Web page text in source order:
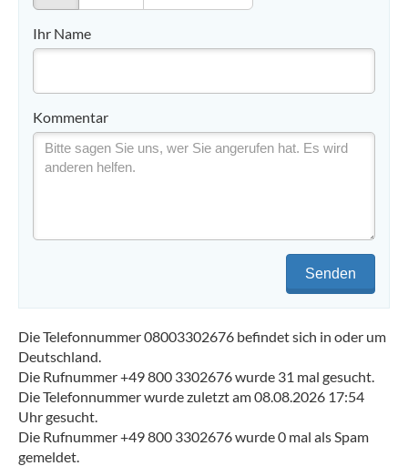
Ihr Name
Kommentar
Senden
Die Telefonnummer 08003302676 befindet sich in oder um
Deutschland.
Die Rufnummer +49 800 3302676 wurde 31 mal gesucht.
Die Telefonnummer wurde zuletzt am 08.08.2026 17:54
Uhr gesucht.
Die Rufnummer +49 800 3302676 wurde 0 mal als Spam
gemeldet.